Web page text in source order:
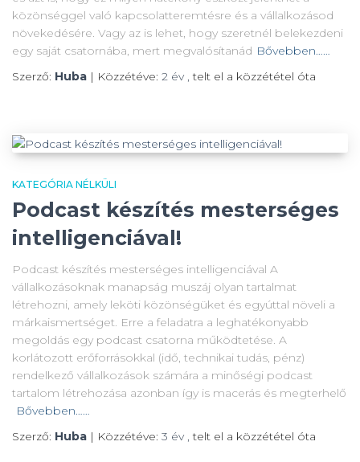
közönséggel való kapcsolatteremtésre és a vállalkozásod
növekedésére. Vagy az is lehet, hogy szeretnél belekezdeni
egy saját csatornába, mert megvalósítanád Bővebben……
Szerző: Huba | Közzétéve: 2 év,telt el a közzététel óta
KATEGÓRIA NÉLKÜLI
Podcast készítés mesterséges
intelligenciával!
Podcast készítés mesterséges intelligenciával A
vállalkozásoknak manapság muszáj olyan tartalmat
létrehozni, amely leköti közönségüket és egyúttal növeli a
márkaismertséget. Erre a feladatra a leghatékonyabb
megoldás egy podcast csatorna működtetése. A
korlátozott erőforrásokkal (idő, technikai tudás, pénz)
rendelkező vállalkozások számára a minőségi podcast
tartalom létrehozása azonban így is macerás és megterhelő
Bővebben……
Szerző: Huba | Közzétéve: 3 év,telt el a közzététel óta